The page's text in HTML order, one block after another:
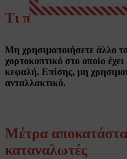
Τι πρέπει να
Μη χρησιμοποιήσετε άλλο
χορτοκοπτικό στο οποίο
κεφαλή. Επίσης, μη
ανταλλακτικό.
Μέτρα
καταναλωτές